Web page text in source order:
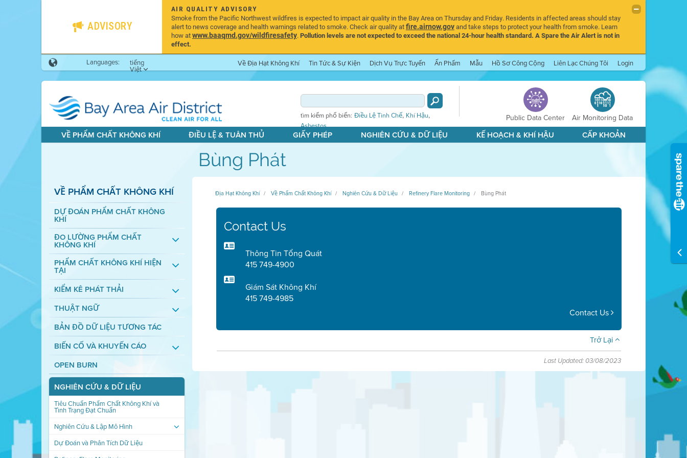
ADVISORY
AIR QUALITY ADVISORY
Smoke from the Pacific Northwest wildfires is expected to impact air quality in the Bay Area on Thursday and Friday. Residents in affected areas should stay
alert to news coverage and health warnings related to smoke. Check air quality atfire.airnow.govand take steps to protect your health from smoke. Learn
how atwww.baaqmd.gov/wildfiresafety.Pollution levels are not expected to exceed the national 24-hour health standard. A Spare the Air Alert is not in
effect.
Languages: tiếng
Việt
Về Địa Hạt Không Khí Tin Tức & Sự Kiện Dịch Vụ Trực Tuyến Ấn Phẩm Mẫu Hồ Sơ Công Cộng Liên Lạc Chúng Tôi Login
tìm kiếm phổ biến: Điều Lệ Tinh Chế, Khí Hậu,
Asbestos
Public Data Center Air Monitoring Data
VỀ PHẨM CHẤT KHÔNG KHÍ ĐIỀU LỆ & TUÂN THỦ GIẤY PHÉP NGHIÊN CỨU & DỮ LIỆU KẾ HOẠCH & KHÍ HẬU CẤP KHOẢN
Bùng Phát
VỀ PHẨM CHẤT KHÔNG KHÍ
DỰ ĐOÁN PHẨM CHẤT KHÔNG
KHÍ
ĐO LƯỜNG PHẨM CHẤT
KHÔNG KHÍ
PHẨM CHẤT KHÔNG KHÍ HIỆN
TẠI
KIỂM KÊ PHÁT THẢI
THUẬT NGỮ
BẢN ĐỒ DỮ LIỆU TƯƠNG TÁC
BIẾN CỐ VÀ KHUYẾN CÁO
OPEN BURN
NGHIÊN CỨU & DỮ LIỆU
Tiêu Chuẩn Phẩm Chất Không Khí và
Tình Trạng Đạt Chuẩn
Nghiên Cứu & Lập Mô Hình
Dự Đoán và Phân Tích Dữ Liệu
Địa Hạt Không Khí Về Phẩm Chất Không Khí Nghiên Cứu & Dữ Liệu Refinery Flare Monitoring Bùng Phát
Contact Us
Thông Tin Tổng Quát
415 749-4900
Giám Sát Không Khí
415 749-4985
Contact Us
Trở Lại
Last Updated: 03/08/2023